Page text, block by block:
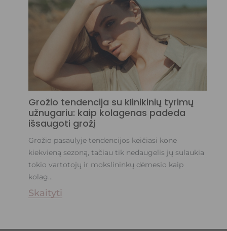
Grožio tendencija su klinikinių tyrimų
užnugariu: kaip kolagenas padeda
išsaugoti grožį
Grožio pasaulyje tendencijos keičiasi kone
kiekvieną sezoną, tačiau tik nedaugelis jų sulaukia
tokio vartotojų ir mokslininkų dėmesio kaip
kolag...
Skaityti